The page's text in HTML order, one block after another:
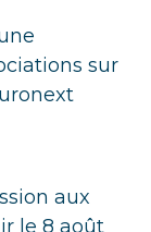
sur
aux
le 8 août